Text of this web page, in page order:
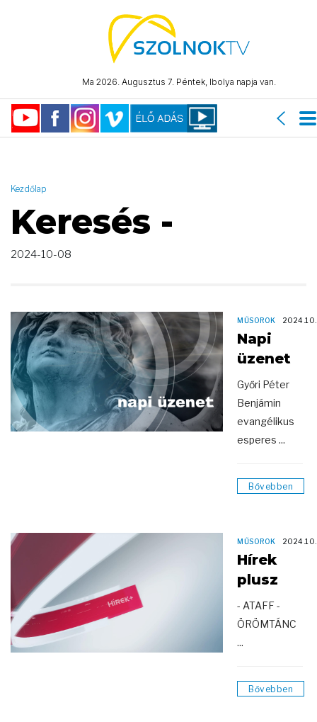
Ma 2026. Augusztus 7. Péntek, Ibolya napja van.
"2024-10-08 23:59:59" )
Kezdőlap
Keresés -
2024-10-08
MŰSOROK
Napi
üzenet
Győri Péter
Benjámin
evangélikus
esperes ...
Bővebben
MŰSOROK
Hírek
plusz
- ATAFF -
ÖRÖMTÁNC
...
Bővebben